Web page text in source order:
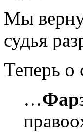
Мы
судья
Теперь о
…